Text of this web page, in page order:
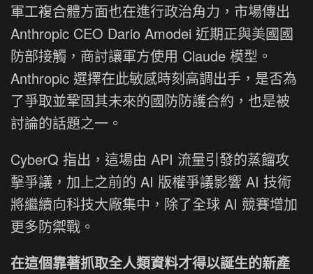
軍工複合體方面也在進行政治角力，市場傳出
Anthropic CEO Dario Amodei 近期正與美國國
防部接觸，商討讓軍方使用 Claude 模型。
Anthropic 選擇在此敏感時刻高調出手，是否為
了爭取並鞏固其未來的國防防護合約，也是被
討論的話題之一。
CyberQ 指出，這場由 API 流量引發的蒸餾攻
擊爭議，加上之前的 AI 版權爭議影響 AI 技術
將繼續向科技大廠集中，除了全球 AI 競賽增加
更多防禦戰。
在這個靠著抓取全人類資料才得以誕生的新產